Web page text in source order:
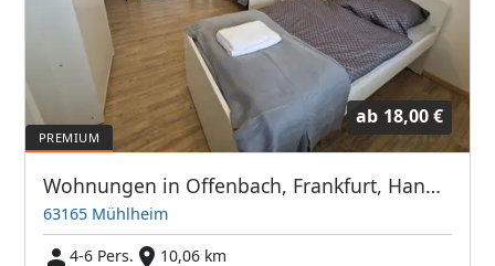
ab 18,00 €
Wohnungen in Offenbach, Frankfurt, Hanau, Eschborn und Umgebung
63165 Mühlheim
4-6 Pers.
10,06 km